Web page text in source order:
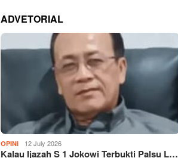
ADVETORIAL
OPINI 12 July 2026
Kalau Ijazah S 1 Jokowi Terbukti Palsu L…